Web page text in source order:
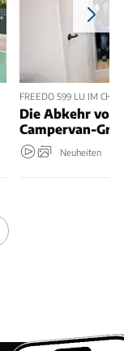
FREEDO 599 LU IM
Die Abkehr
Campervan-
Neuheiten